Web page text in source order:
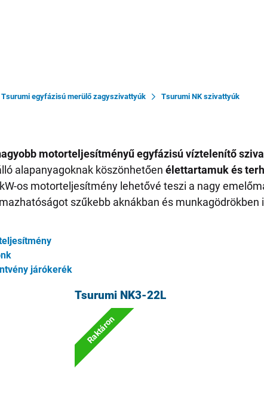
Tsurumi egyfázisú merülő zagyszivattyúk Tsurumi NK szivattyúk
motorteljesítményű egyfázisú víztelenítő
alapanyagoknak köszönhetően élettartamuk és
os motorteljesítmény lehetővé teszi a nagy
szűkebb aknákban és munkagödrökben
járókerék
Tsurumi NK3-22L
Raktáron